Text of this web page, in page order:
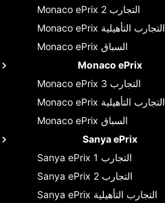
Monaco ePrix
التجارب 2
Monaco ePrix التجارب التأهيلية
Monaco ePrix السباق
Monaco ePrix
Monaco ePrix
التجارب 3
Monaco ePrix التجارب التأهيلية
Monaco ePrix السباق
Sanya ePrix
Sanya ePrix
التجارب 1
Sanya ePrix
التجارب 2
Sanya ePrix التجارب التأهيلية